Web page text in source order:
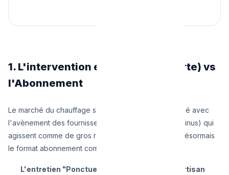
1. L'intervention exclusive (à la carte) vs
l'Abonnement
Le marché du chauffage s'est grandement transformé avec
l'avènement des fournisseurs d'énergie (Engie, Luminus) qui
agissent comme de gros recruteurs. Ils privilégient désormais
le format abonnement comme sur Netflix ou Spotify.
L'entretien "Ponctuel" (Vous appelez votre artisan